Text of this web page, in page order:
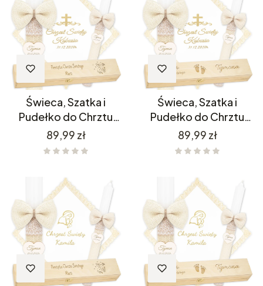
Świeca, Szatka i
Pudełko do Chrztu
C4SH1P11/1
Cena
89,99 zł
Świeca, Szatka i
Pudełko do Chrztu
C4SH1P11/11
Cena
89,99 zł